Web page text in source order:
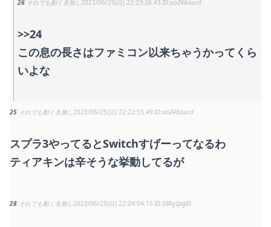
26 それでも動く名無し2023/06/25(日) 22:23:26.43 ooZ46aucd
>>24
この息の長さはファミコン以来ちゃうかってくら
いよな
25 それでも動く名無し2023/06/25(日) 22:22:53.49 ooZ46aucd
スプラ3やってるとSwitchすげーってなるわ
ティアキンは辛そうな挙動してるが
28 それでも動く名無し2023/06/25(日) 22:24:04.15 DIAgQzgI0